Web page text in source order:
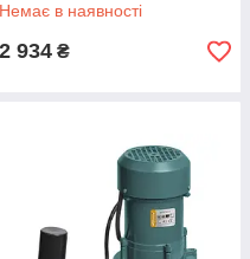
Немає в наявності
2 934 ₴